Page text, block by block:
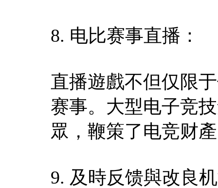
8. 电比赛事直播：
直播遊戲不但仅限
赛事。大型电子竞
眾，鞭策了电竞财
9. 及時反馈與改良